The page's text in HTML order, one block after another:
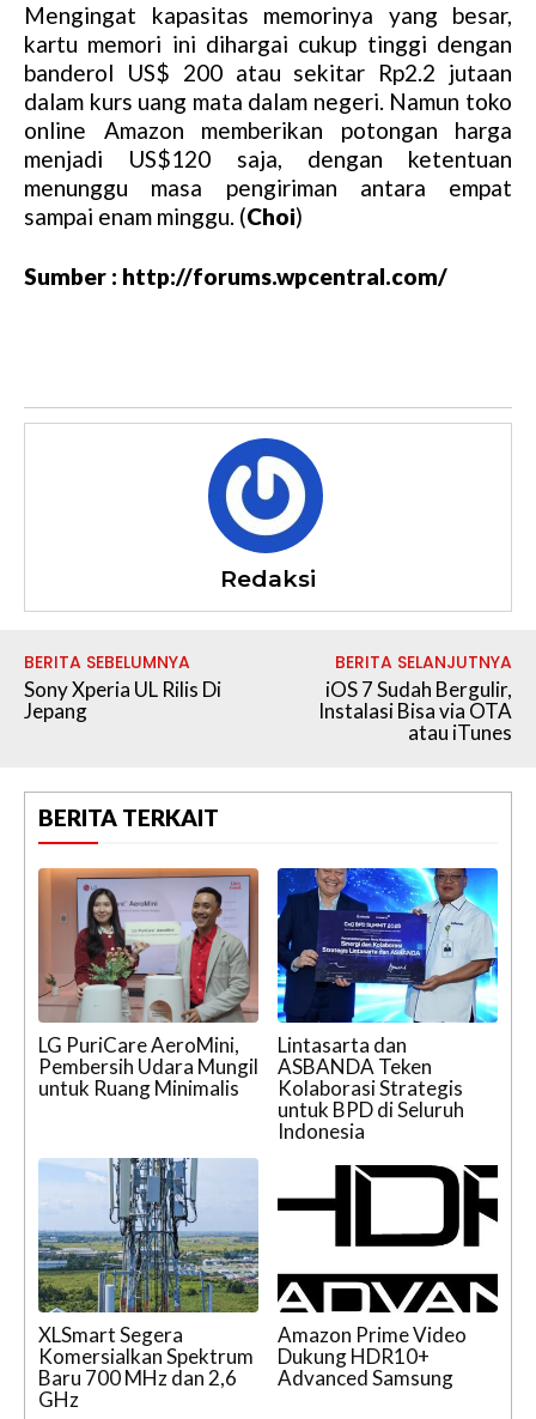
Mengingat kapasitas memorinya yang besar,
kartu memori ini dihargai cukup tinggi dengan
banderol US$ 200 atau sekitar Rp2.2 jutaan
dalam kurs uang mata dalam negeri. Namun toko
online Amazon memberikan potongan harga
menjadi US$120 saja, dengan ketentuan
menunggu masa pengiriman antara empat
sampai enam minggu. (Choi)
Sumber : http://forums.wpcentral.com/
Redaksi
BERITA SEBELUMNYA
Sony Xperia UL Rilis Di
Jepang
BERITA SELANJUTNYA
iOS 7 Sudah Bergulir,
Instalasi Bisa via OTA
atau iTunes
BERITA TERKAIT
LG PuriCare AeroMini,
Pembersih Udara Mungil
untuk Ruang Minimalis
Lintasarta dan
ASBANDA Teken
Kolaborasi Strategis
untuk BPD di Seluruh
Indonesia
XLSmart Segera
Komersialkan Spektrum
Baru 700 MHz dan 2,6
GHz
Amazon Prime Video
Dukung HDR10+
Advanced Samsung